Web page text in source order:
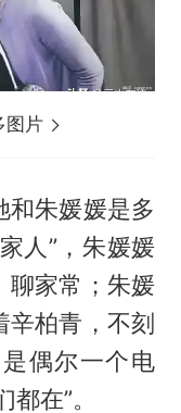
图片
和朱媛媛是多
人”，朱媛媛
聊家常；朱媛
辛柏青，不刻
偶尔一个电
在”。